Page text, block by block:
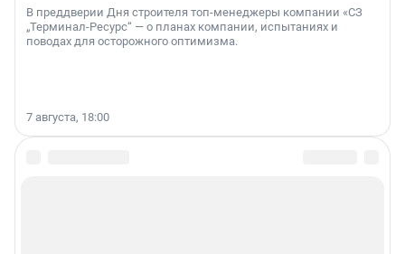
В преддверии Дня строителя топ-менеджеры компании «СЗ
„Терминал-Ресурс“ — о планах компании, испытаниях и
поводах для осторожного оптимизма.
7 августа, 18:00